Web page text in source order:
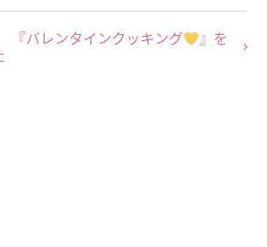
『バレンタインクッキング 』を